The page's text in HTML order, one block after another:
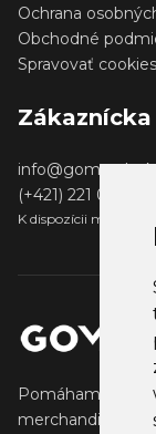
Ochrana
Obchodné
Spravovať cookies
info@gomerch.sk
(+421) 221 001 000
K dispozícii medzi
Pomáhame
merchandise,